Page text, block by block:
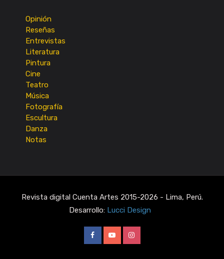
Opinión
Reseñas
Entrevistas
Literatura
Pintura
Cine
Teatro
Música
Fotografía
Escultura
Danza
Notas
Revista digital Cuenta Artes 2015-2026 - Lima, Perú.
Desarrollo: Lucci Design